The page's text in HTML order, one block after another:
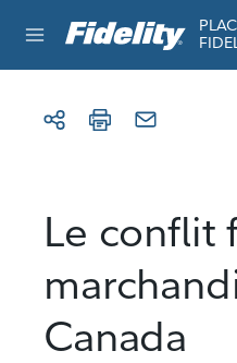
Le conflit
Canada